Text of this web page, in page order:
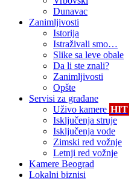
Dunavac
Zanimljivosti
Istorija
Istraživali smo…
Slike sa leve obale
Da li ste znali?
Zanimljivosti
Opšte
Servisi za građane
Uživo kamere HIT
Isključenja struje
Isključenja vode
Zimski red vožnje
Letnji red vožnje
Kamere Beograd
Lokalni biznisi